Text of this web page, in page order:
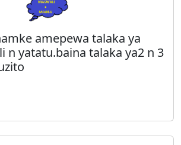
amepewa talaka ya
n yatatu.baina talaka ya2 n 3